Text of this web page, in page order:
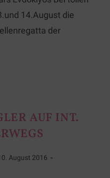
14.August die
der
AUF INT.
August 2016